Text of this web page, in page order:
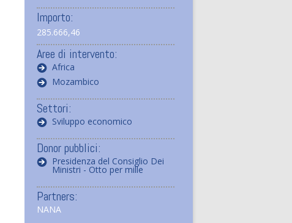
Importo:
285.666,46
Aree di intervento:
Africa
Mozambico
Settori:
Sviluppo economico
Donor pubblici:
Presidenza del Consiglio Dei
Ministri - Otto per mille
Partners:
NANA